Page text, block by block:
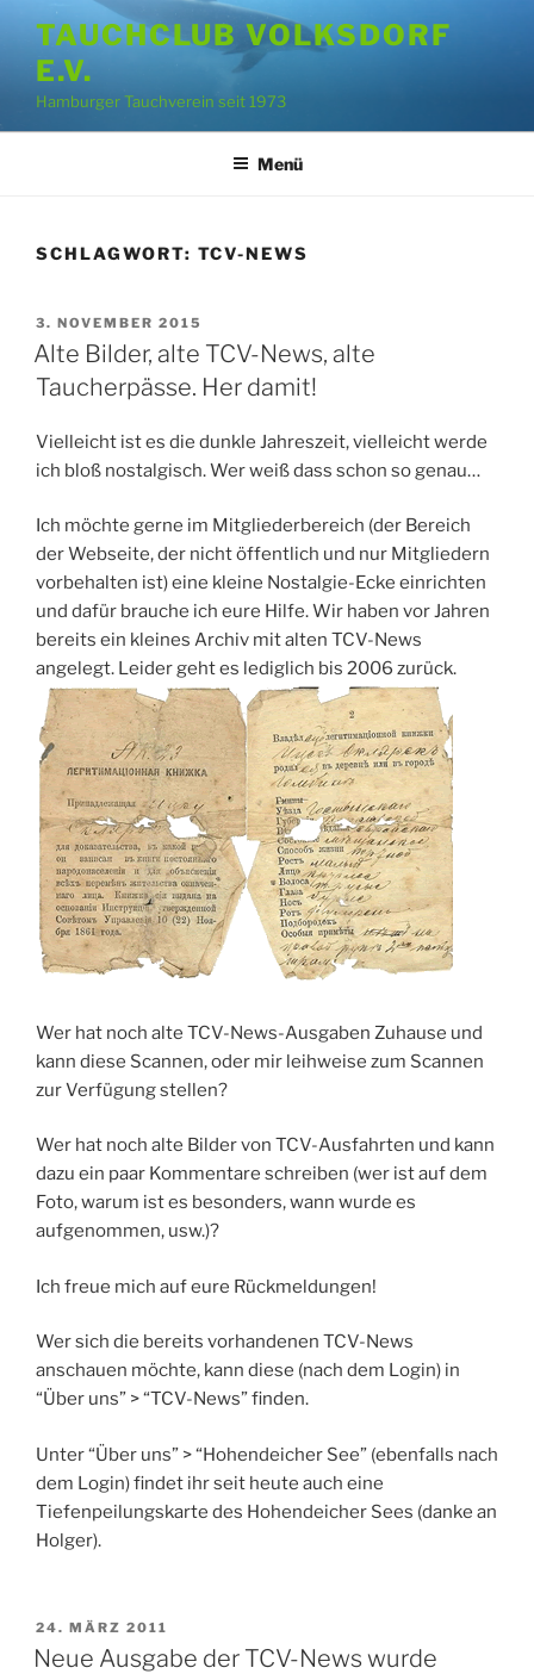
Inhalt
springen
TAUCHCLUB VOLKSDORF
E.V.
Hamburger Tauchverein seit 1973
Menü
SCHLAGWORT: TCV-NEWS
VERÖFFENTLICHT
AM
3. NOVEMBER 2015
Alte Bilder, alte TCV-News, alte
Taucherpässe. Her damit!
Vielleicht ist es die dunkle Jahreszeit, vielleicht werde
ich bloß nostalgisch. Wer weiß dass schon so genau…
Ich möchte gerne im Mitgliederbereich (der Bereich
der Webseite, der nicht öffentlich und nur Mitgliedern
vorbehalten ist) eine kleine Nostalgie-Ecke einrichten
und dafür brauche ich eure Hilfe. Wir haben vor Jahren
bereits ein kleines Archiv mit alten TCV-News
angelegt. Leider geht es lediglich bis 2006 zurück.
Wer hat noch alte TCV-News-Ausgaben Zuhause und
kann diese Scannen, oder mir leihweise zum Scannen
zur Verfügung stellen?
Wer hat noch alte Bilder von TCV-Ausfahrten und kann
dazu ein paar Kommentare schreiben (wer ist auf dem
Foto, warum ist es besonders, wann wurde es
aufgenommen, usw.)?
Ich freue mich auf eure Rückmeldungen!
Wer sich die bereits vorhandenen TCV-News
anschauen möchte, kann diese (nach dem Login) in
“Über uns” > “TCV-News” finden.
Unter “Über uns” > “Hohendeicher See” (ebenfalls nach
dem Login) findet ihr seit heute auch eine
Tiefenpeilungskarte des Hohendeicher Sees (danke an
Holger).
VERÖFFENTLICHT
AM
24. MÄRZ 2011
Neue Ausgabe der TCV-News wurde